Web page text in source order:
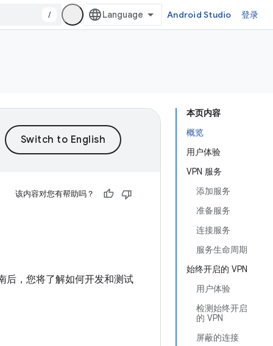
/ Android Studio 登录
本页内容
概览
用户体验
VPN 服务
添加服务
准备服务
连接服务
服务生命周期
始终开启的 VPN
用户体验
检测始终开启
的 VPN
屏蔽的连接
该内容对您有帮助吗？
后，您将了解如何开发和测试